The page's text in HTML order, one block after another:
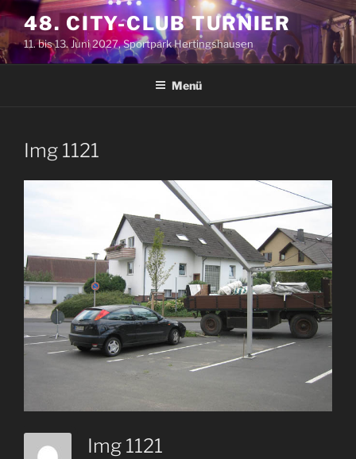
Zum
Inhalt
springen
48. CITY-CLUB TURNIER
11. bis 13. Juni 2027, Sportpark Hertingshausen
Menü
Img 1121
Img 1121